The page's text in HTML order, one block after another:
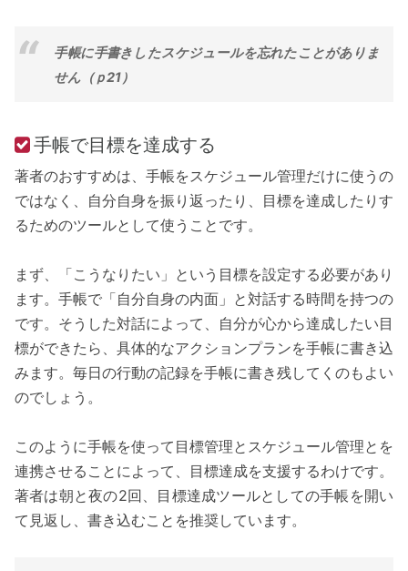
手帳に手書きしたスケジュールを忘れたことがありま
せん（ｐ21）
手帳で目標を達成する
著者のおすすめは、手帳をスケジュール管理だけに使うの
ではなく、自分自身を振り返ったり、目標を達成したりす
るためのツールとして使うことです。
まず、「こうなりたい」という目標を設定する必要があり
ます。手帳で「自分自身の内面」と対話する時間を持つの
です。そうした対話によって、自分が心から達成したい目
標ができたら、具体的なアクションプランを手帳に書き込
みます。毎日の行動の記録を手帳に書き残してくのもよい
のでしょう。
このように手帳を使って目標管理とスケジュール管理とを
連携させることによって、目標達成を支援するわけです。
著者は朝と夜の2回、目標達成ツールとしての手帳を開い
て見返し、書き込むことを推奨しています。